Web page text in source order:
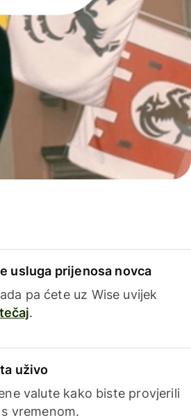
usluga prijenosa novca
pa ćete uz Wise uvijek
.
uživo
valute kako biste provjerili
vremenom.